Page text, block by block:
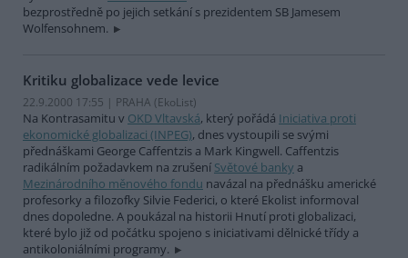
bezprostředně po jejich setkání s prezidentem SB Jamesem
Wolfensohnem.
Kritiku globalizace vede levice
22.9.2000 17:55 | PRAHA (EkoList)
Na Kontrasamitu v OKD Vltavská, který pořádá Iniciativa proti
ekonomické globalizaci (INPEG), dnes vystoupili se svými
přednáškami George Caffentzis a Mark Kingwell. Caffentzis
radikálním požadavkem na zrušení Světové banky a
Mezinárodního měnového fondu navázal na přednášku americké
profesorky a filozofky Silvie Federici, o které Ekolist informoval
dnes dopoledne. A poukázal na historii Hnutí proti globalizaci,
které bylo již od počátku spojeno s iniciativami dělnické třídy a
antikoloniálními programy.